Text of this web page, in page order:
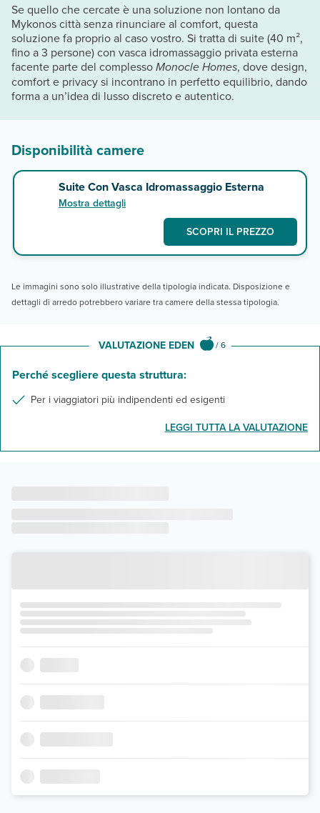
Se quello che cercate è una soluzione non lontano da
Mykonos città senza rinunciare al comfort, questa
soluzione fa proprio al caso vostro. Si tratta di suite (40 m²,
fino a 3 persone) con vasca idromassaggio privata esterna
facente parte del complessoMonocle Homes, dove design,
comfort e privacy si incontrano in perfetto equilibrio, dando
forma a un’idea di lusso discreto e autentico.
Disponibilità camere
Suite Con Vasca Idromassaggio Esterna
Mostra dettagli
SCOPRI IL PREZZO
Le immagini sono solo illustrative della tipologia indicata. Disposizione e
dettagli di arredo potrebbero variare tra camere della stessa tipologia.
VALUTAZIONE EDEN /6
Perché scegliere questa struttura:
Per i viaggiatori più indipendenti ed esigenti
LEGGI TUTTA LA VALUTAZIONE